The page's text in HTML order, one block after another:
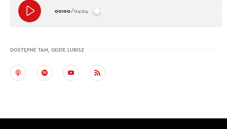
00:00/04:54
DOSTĘPNE TAM, GDZIE LUBISZ